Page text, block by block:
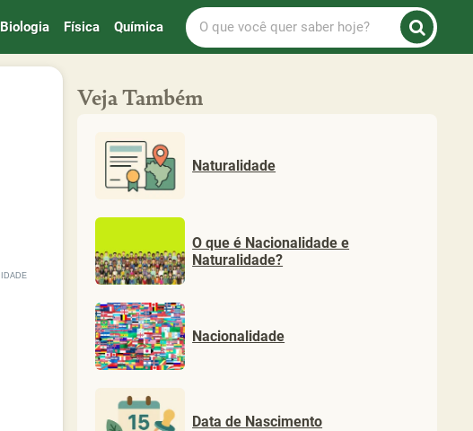
Biologia Física Química
O
que
você
saber
Veja Também
Naturalidade
O que é Nacionalidade e
Naturalidade?
Nacionalidade
Data de Nascimento